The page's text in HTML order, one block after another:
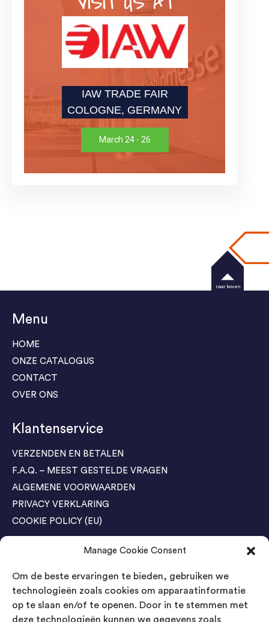
Manage Cookie Consent
Om de beste ervaringen te bieden, gebruiken we
technologieën zoals cookies om apparaatinformatie
op te slaan en/of te openen. Door in te stemmen met
deze technologieën kunnen we gegevens zoals
IAW TRADE FAIR
COLOGNE, GERMANY
March 24 - 26
Menu
HOME
ONZE CATALOGUS
CONTACT
OVER ONS
Klantenservice
VERZENDEN EN BETALEN
F.A.Q. – MEEST GESTELDE VRAGEN
ALGEMENE VOORWAARDEN
PRIVACY VERKLARING
COOKIE POLICY (EU)
Agenda Trade Shows
04-05 November / SVG FAIR Winterswijk
Bestel GRATIS kaarten
24-26 March / IAW Trade Fair - Cologne
naar boven